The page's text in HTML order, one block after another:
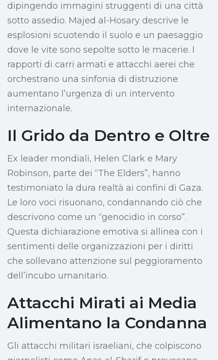
dipingendo immagini struggenti di una città
sotto assedio. Majed al-Hosary descrive le
esplosioni scuotendo il suolo e un paesaggio
dove le vite sono sepolte sotto le macerie. I
rapporti di carri armati e attacchi aerei che
orchestrano una sinfonia di distruzione
aumentano l’urgenza di un intervento
internazionale.
Il Grido da Dentro e Oltre
Ex leader mondiali, Helen Clark e Mary
Robinson, parte dei “The Elders”, hanno
testimoniato la dura realtà ai confini di Gaza.
Le loro voci risuonano, condannando ciò che
descrivono come un “genocidio in corso”.
Questa dichiarazione emotiva si allinea con i
sentimenti delle organizzazioni per i diritti
che sollevano attenzione sul peggioramento
dell’incubo umanitario.
Attacchi Mirati ai Media
Alimentano la Condanna
Gli attacchi militari israeliani, che colpiscono